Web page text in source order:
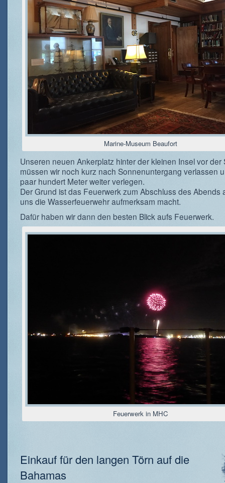
Marine-Museum Beaufort
Unseren neuen Ankerplatz hinter der kleinen Insel vor der
müssen wir noch kurz nach Sonnenuntergang verlassen
paar hundert Meter weiter verlegen.
Der Grund ist das Feuerwerk zum Abschluss des Abends
uns die Wasserfeuerwehr aufmerksam macht.
Dafür haben wir dann den besten Blick aufs Feuerwerk.
Feuerwerk in MHC
Einkauf für den langen Törn auf die
Bahamas